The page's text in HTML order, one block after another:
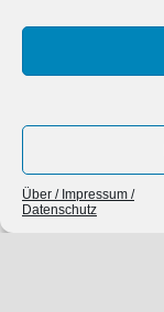
Über / Impressum /
Datenschutz